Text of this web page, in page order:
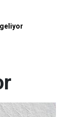
geliyor